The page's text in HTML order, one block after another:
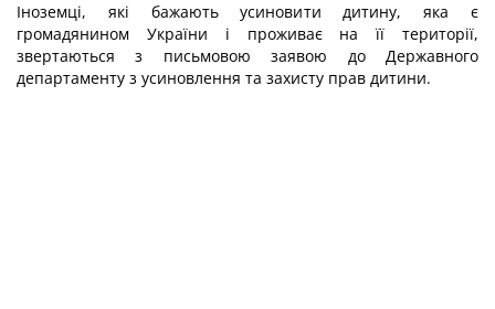
Іноземці, які бажають усиновити дитину, яка є
громадянином України і проживає на її території,
звертаються з письмовою заявою до Державного
департаменту з усиновлення та захисту прав дитини.